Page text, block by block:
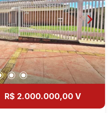
R$ 2.000.000,00 V